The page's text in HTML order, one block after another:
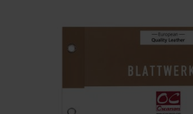
ARTIKELKOD: